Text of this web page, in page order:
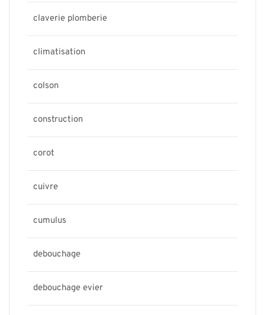
claverie plomberie
climatisation
colson
construction
corot
cuivre
cumulus
debouchage
debouchage evier